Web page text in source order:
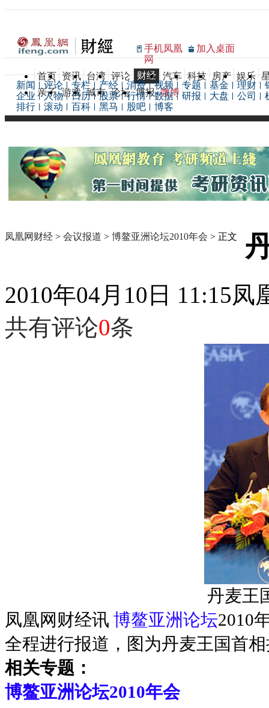
手机凤凰
网
加入桌面
首页 资讯 台湾 评论 财经 汽车 科技 房产 娱乐
亲子 游戏 城市 论坛 博报 微博
新闻 评论 专栏 产经 消费 视频 专题 基金 理财
企业
人物 日历 股票 行情 数据 研报 大盘 公司
排行
滚动 百科 黑马 股吧 博客
凤凰网财经 > 会议报道 > 博鳌亚洲论坛2010年会 > 正文
2010年04月10日 11:15凤
共有评论0条
丹麦王
凤凰网财经讯 博鳌亚洲论坛2010
全程进行报道，图为丹麦王国首
相关专题：
博鳌亚洲论坛2010年会